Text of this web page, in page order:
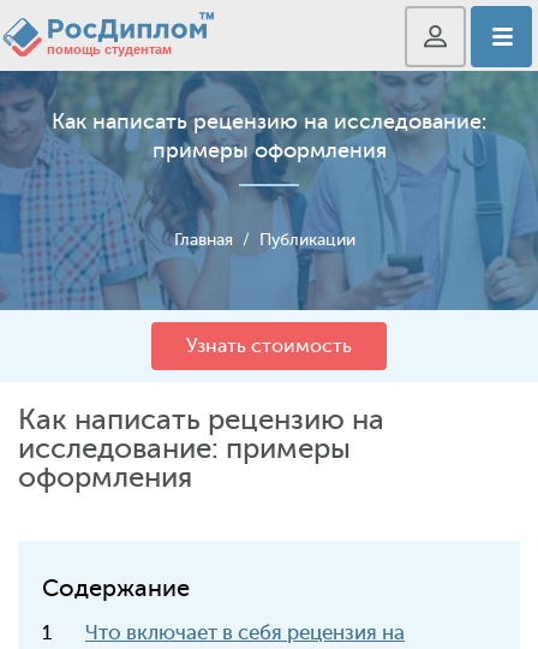
Как написать рецензию на исследование:
примеры оформления
Главная / Публикации
Узнать стоимость
Как написать рецензию на
исследование: примеры
оформления
Содержание
Что включает в себя рецензия на